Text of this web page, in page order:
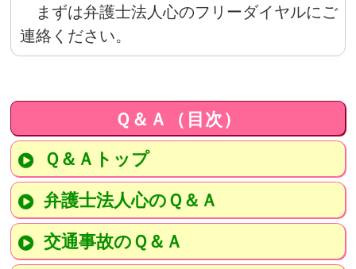
まずは弁護士法人心のフリーダイヤルにご
連絡ください。
Ｑ＆Ａ（目次）
Ｑ＆Ａトップ
弁護士法人心のＱ＆Ａ
交通事故のＱ＆Ａ